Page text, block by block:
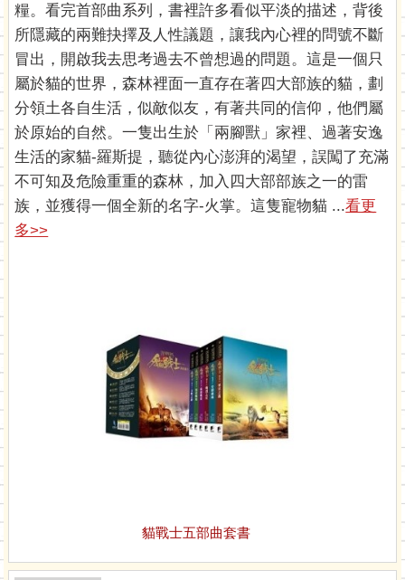
糧。看完首部曲系列，書裡許多看似平淡的描述，背後
所隱藏的兩難抉擇及人性議題，讓我內心裡的問號不斷
冒出，開啟我去思考過去不曾想過的問題。這是一個只
屬於貓的世界，森林裡面一直存在著四大部族的貓，劃
分領土各自生活，似敵似友，有著共同的信仰，他們屬
於原始的自然。一隻出生於「兩腳獸」家裡、過著安逸
生活的家貓-羅斯提，聽從內心澎湃的渴望，誤闖了充滿
不可知及危險重重的森林，加入四大部部族之一的雷
族，並獲得一個全新的名字-火掌。這隻寵物貓 ...看更
多>>
貓戰士五部曲套書